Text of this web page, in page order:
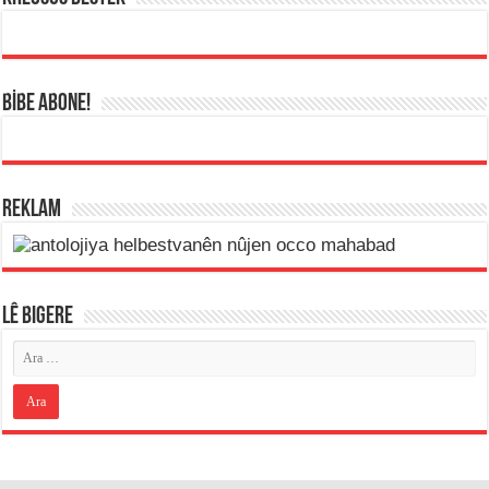
BİBE ABONE!
REKLAM
LÊ BIGERE